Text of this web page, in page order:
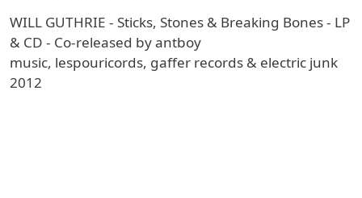
WILL GUTHRIE - Sticks, Stones & Breaking Bones - LP
& CD - Co-released by antboy
music, lespouricords, gaffer records & electric junk
2012